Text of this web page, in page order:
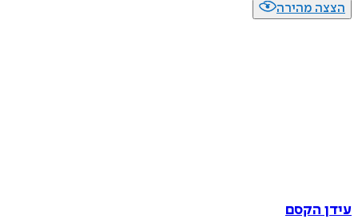
הצצה מהירה
עידן הקסם